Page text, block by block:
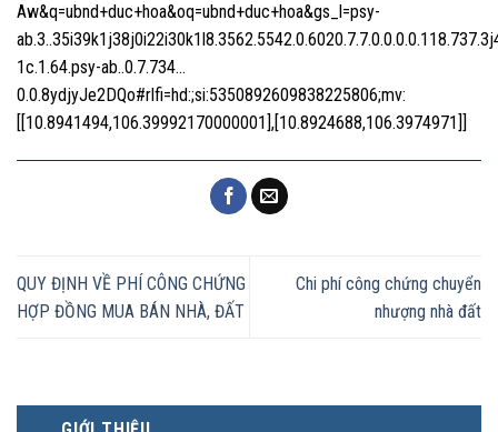
Aw&q=ubnd+duc+hoa&oq=ubnd+duc+hoa&gs_l=psy-
1c.1.64.psy-ab..0.7.734…
0.0.8ydjyJe2DQo#rlfi=hd:;si:5350892609838225806;mv:
[[10.8941494,106.39992170000001],[10.8924688,106.3974971]]
QUY ĐỊNH VỀ PHÍ CÔNG CHỨNG
HỢP ĐỒNG MUA BÁN NHÀ, ĐẤT
Chi phí công chứng chuyển
nhượng nhà đất